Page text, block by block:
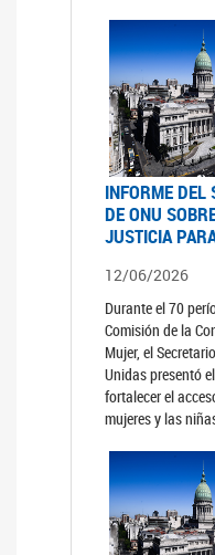
INFORME DEL
DE ONU
JUSTICIA
12/06/2026
Durante el 70
Comisión de la
Mujer, el
Unidas presentó
fortalecer el
mujeres y las